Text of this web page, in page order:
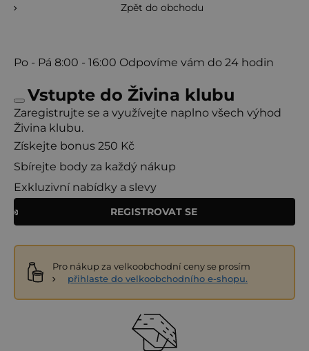
Zpět do obchodu
Po - Pá 8:00 - 16:00 Odpovíme vám do 24 hodin
Vstupte do Živina klubu
Zaregistrujte se a využívejte naplno všech výhod
Živina klubu.
Získejte bonus 250 Kč
Sbírejte body za každý nákup
Exkluzivní nabídky a slevy
REGISTROVAT SE
Pro nákup za velkoobchodní ceny se prosím
přihlaste do velkoobchodního e-shopu.